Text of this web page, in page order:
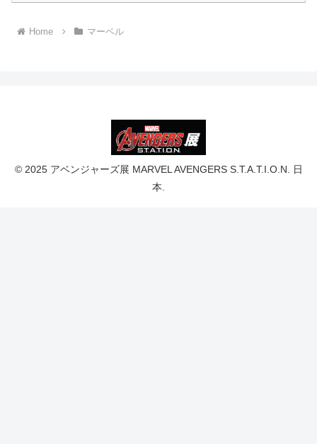
Home マーベル
© 2025 アベンジャーズ展 MARVEL AVENGERS S.T.A.T.I.O.N. 日
本.